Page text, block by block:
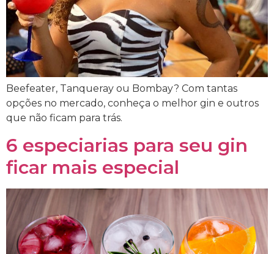
Beefeater, Tanqueray ou Bombay? Com tantas
opções no mercado, conheça o melhor gin e outros
que não ficam para trás.
6 especiarias para seu gin
ficar mais especial